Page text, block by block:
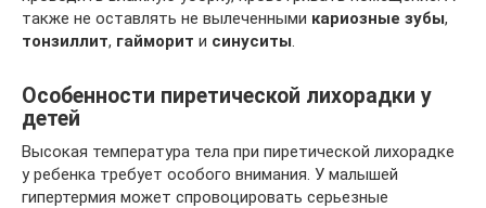
также не оставлять не вылеченными кариозные зубы,
тонзиллит, гайморит и синуситы
Особенности пиретической лихорадки у
детей
Высокая температура тела при пиретической лихорадке
у ребенка требует особого внимания. У малышей
гипертермия может спровоцировать серьезные